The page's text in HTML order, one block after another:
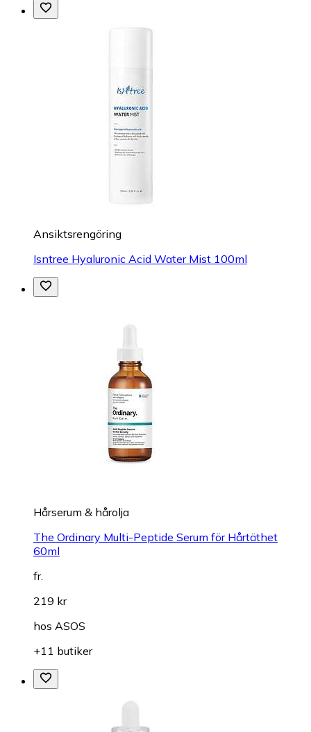
Ansiktsrengöring
Isntree Hyaluronic Acid Water Mist 100ml
Hårserum & hårolja
The Ordinary Multi-Peptide Serum för Hårtäthet
60ml
fr.
219 kr
hos ASOS
+11 butiker